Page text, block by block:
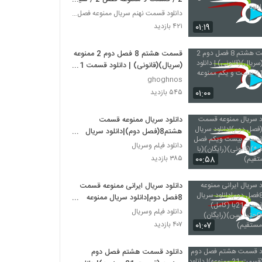
۰۱:۱۹
دانلود
دانلود قسمت نهنم سریال ممنوعه فصل دوم
۴۲۱ بازدید
۰۱:۰۰
قسمت هشتم 8 فصل دوم 2 ممنوعه
(سریال)(قانونی) | دانلود قسمت 21
بیست و یکم ممنوعه
ghoghnos
۵۴۵ بازدید
۰۰:۵۸
دانلود سریال ممنوعه قسمت
هشتم8(فصل دوم)|دانلود سریال
ممنوعه قسمت بیست ویکم فصل
دوم(کامل*)(قانونی)(رایگان)(با لینک
مستقیم)
دانلود فیلم وسریال
۳۸۵ بازدید
۰۱:۰۷
دانلود سریال ایرانی ممنوعه قسمت
8فصل دوم|دانلود سریال ممنوعه
ببین)(رایگان)(بالینک مستقیم)
دانلود فیلم وسریال
۴۰۷ بازدید
دانلود قسمت هشتم فصل دوم